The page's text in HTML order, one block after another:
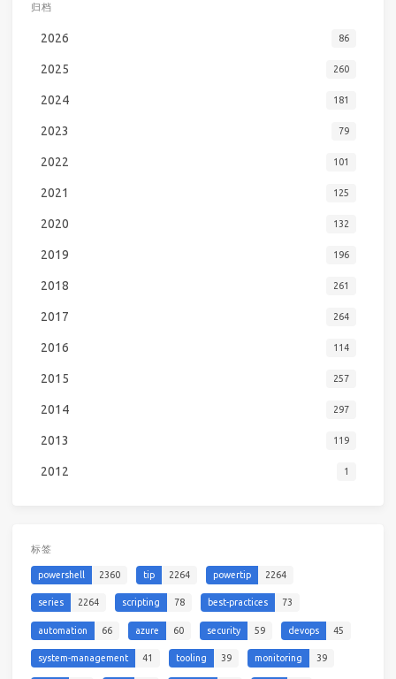
归档
2026 86
2025 260
2024 181
2023 79
2022 101
2021 125
2020 132
2019 196
2018 261
2017 264
2016 114
2015 257
2014 297
2013 119
2012 1
标签
powershell 2360 tip 2264 powertip 2264
series 2264 scripting 78 best-practices 73
automation 66 azure 60 security 59 devops 45
system-management 41 tooling 39 monitoring 39